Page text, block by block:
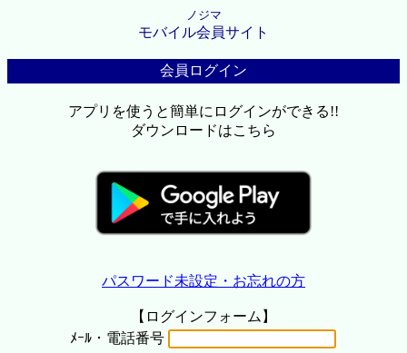
ノジマ
モバイル会員サイト
会員ログイン
アプリを使うと簡単にログインができる!!
ダウンロードはこちら
パスワード未設定・お忘れの方
【ログインフォーム】
ﾒｰﾙ・電話番号